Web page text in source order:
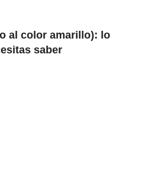
al color amarillo): lo
saber